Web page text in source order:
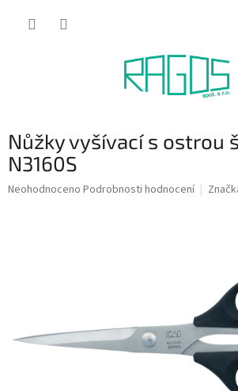
Nůžky vyšívací s ostrou
N3160S
Průměrné
Neohodnoceno Podrobnosti hodnocení